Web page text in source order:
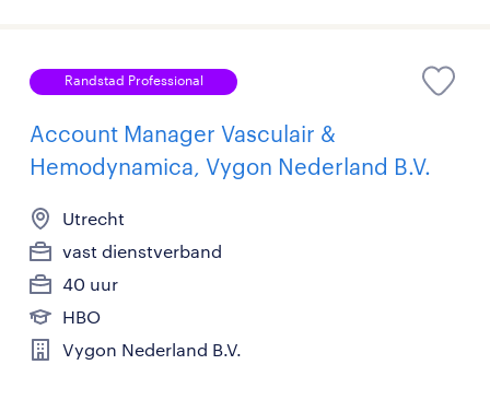
Randstad Professional
Account Manager Vasculair &
Hemodynamica, Vygon Nederland B.V.
Utrecht
vast dienstverband
40 uur
HBO
Vygon Nederland B.V.